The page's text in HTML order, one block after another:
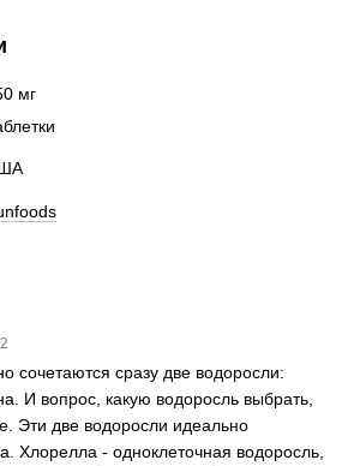
мг
сочетаются сразу две водоросли:
И вопрос, какую водоросль выбрать,
Эти две водоросли идеально
Хлорелла - одноклеточная водоросль,